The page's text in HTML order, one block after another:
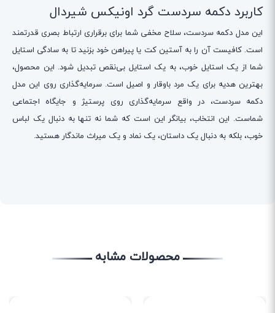
کاربرد دکمه سردست گرد اونیکس شیردال
این مدل دکمه سردست، سلاح مخفی شما برای برقراری ارتباط بصری قدرتمند
است. کافیست آن را به آستین کت یا پیراهن خود بزنید تا به سادگی استایل
شما از یک استایل خوب، به یک استایل بی‌نقص تبدیل شود. این محصول،
بهترین هدیه برای یک مرد باوقار و اصیل است. سرمایه‌گذاری روی این مدل
دکمه سردست، در واقع سرمایه‌گذاری روی پرستیژ و جایگاه اجتماعی
شماست. این انتخاب، بیانگر این است که شما نه تنها به دنبال یک لباس
خوب، بلکه به دنبال یک داستان، یک نماد و یک میراث ماندگار هستید.
محصولات مشابه